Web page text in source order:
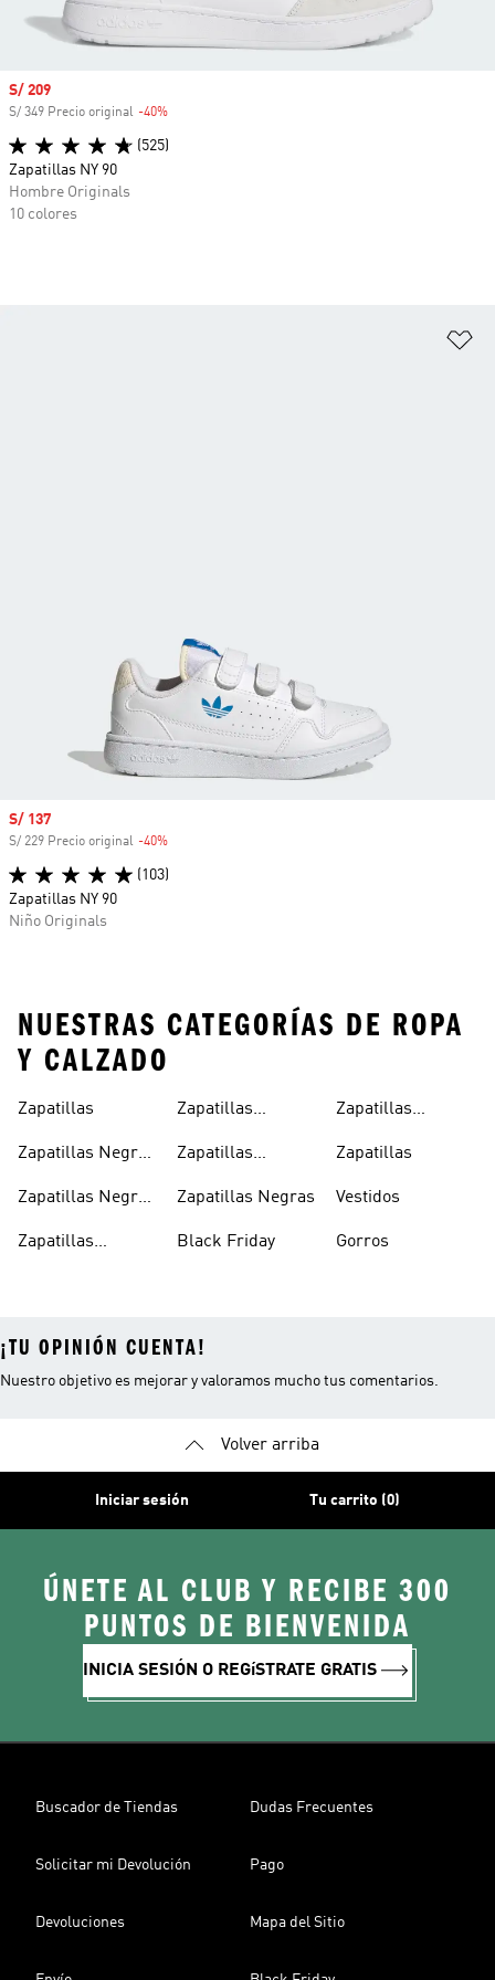
Precio de venta
S/ 209
S/ 349 Precio original -40%
(525)
Zapatillas NY 90
Hombre Originals
10 colores
Precio de venta
S/ 137
S/ 229 Precio original -40%
(103)
Zapatillas NY 90
Niño Originals
NUESTRAS CATEGORÍAS DE ROPA
Y CALZADO
Zapatillas
Zapatillas Negras
Zapatillas Negras
Zapatillas
Zapatillas
Zapatillas
Zapatillas Negras
Black Friday
Zapatillas
Zapatillas
Vestidos
Gorros
¡TU OPINIÓN CUENTA!
Nuestro objetivo es mejorar y valoramos mucho tus comentarios.
Volver arriba
Iniciar sesión Tu carrito (0)
ÚNETE AL CLUB Y RECIBE 300
PUNTOS DE BIENVENIDA
INICIA SESIÓN O REGíSTRATE GRATIS
Buscador de Tiendas Dudas Frecuentes
Solicitar mi Devolución Pago
Devoluciones Mapa del Sitio